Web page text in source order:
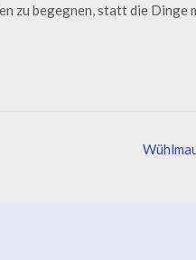
zu begegnen, statt die Dinge